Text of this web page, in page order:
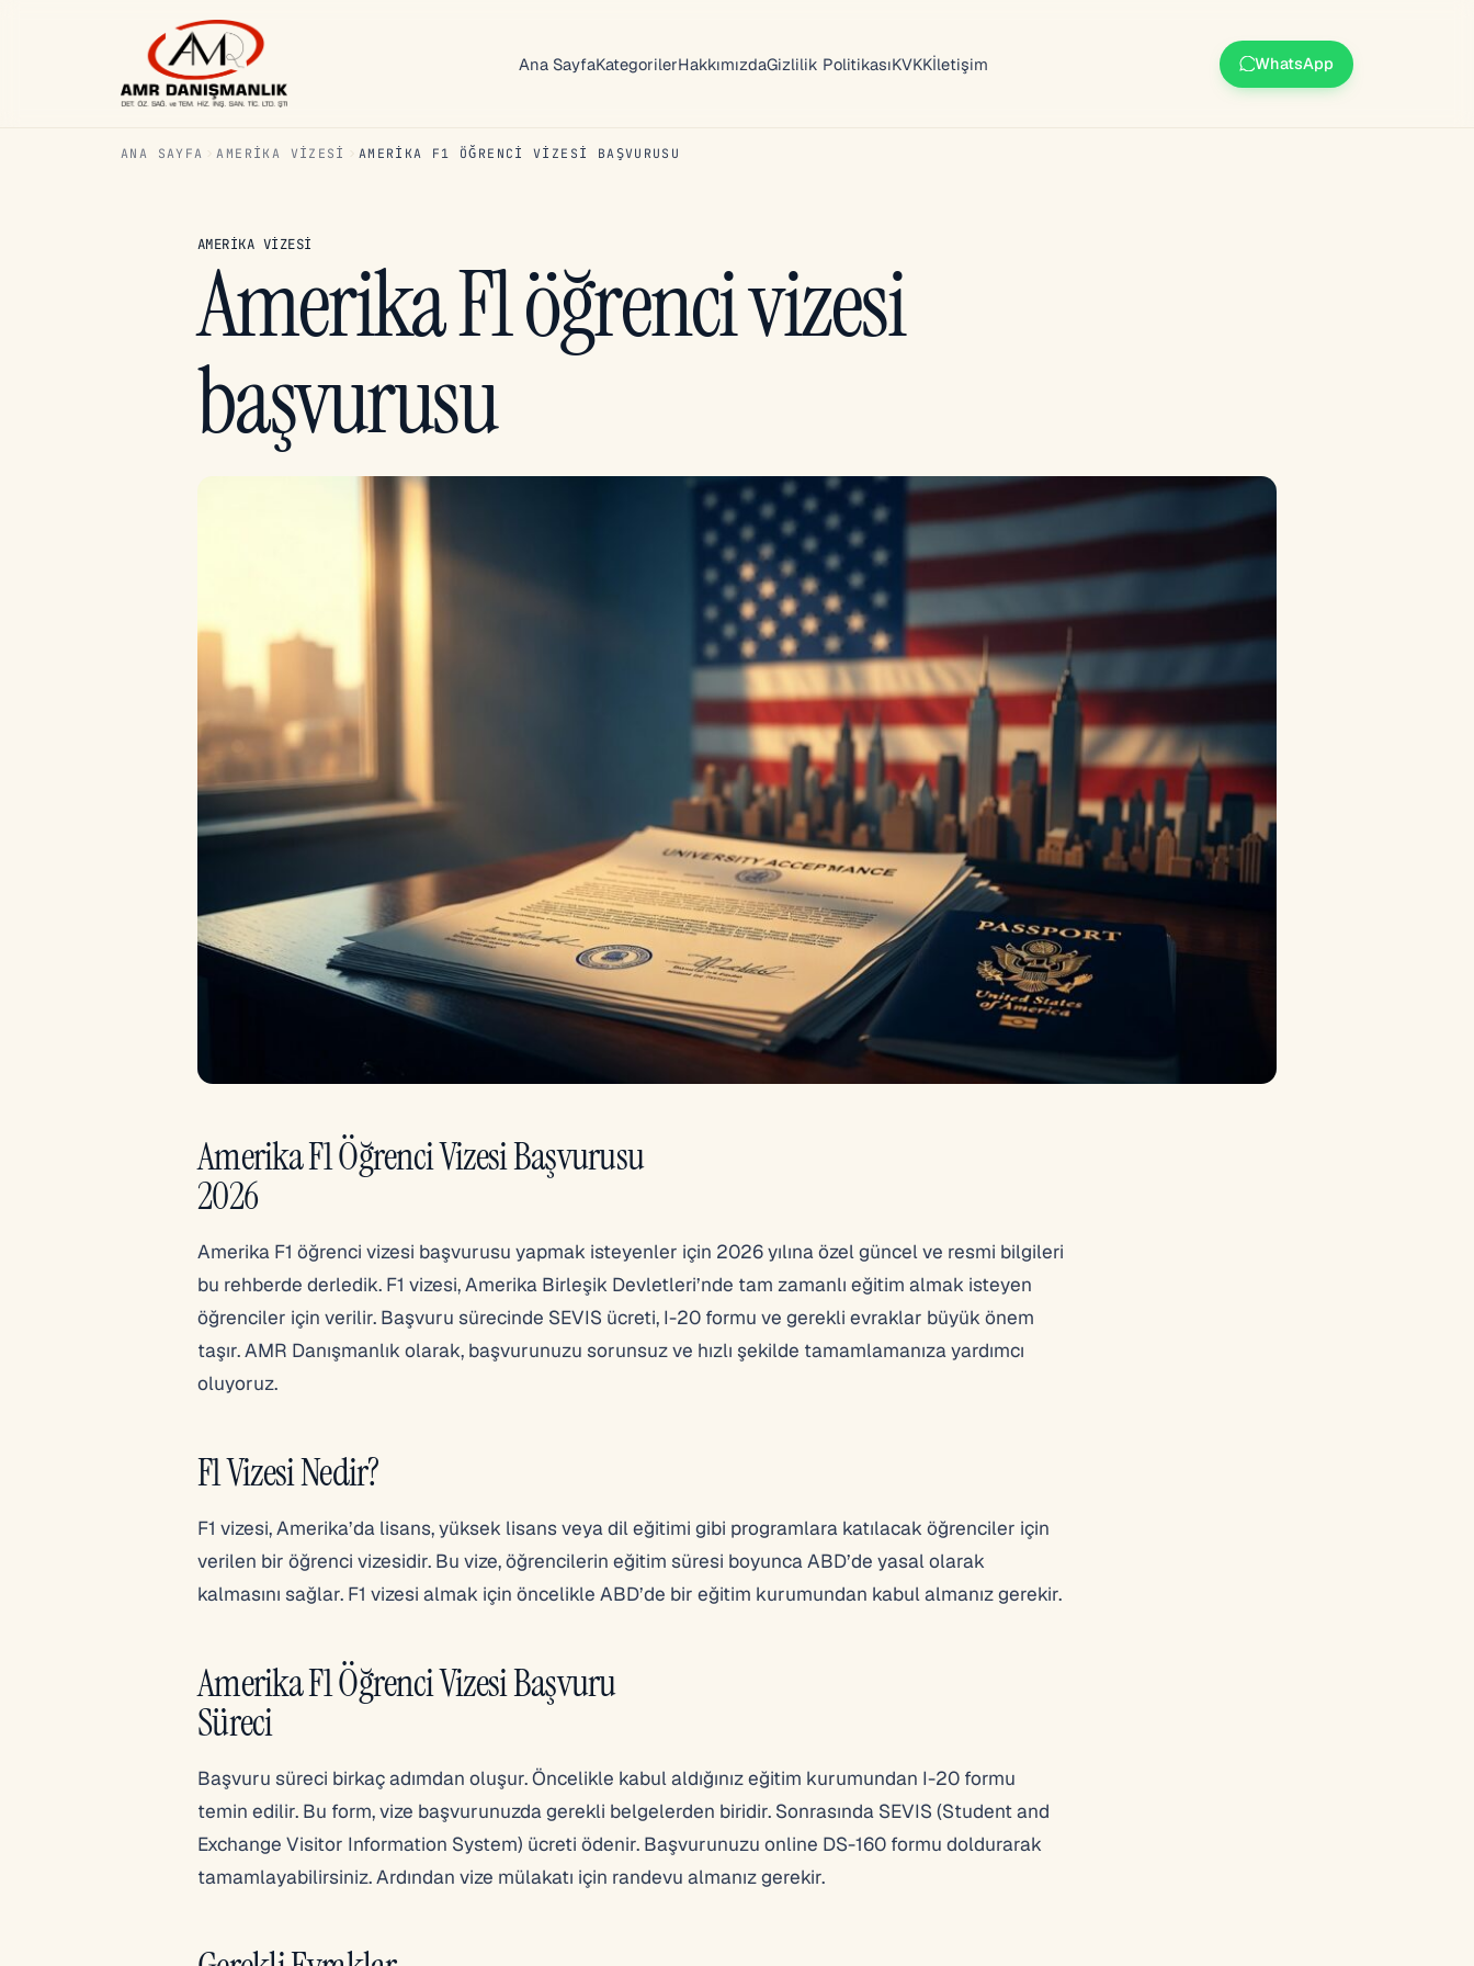
Ana SayfaKategorilerHakkımızdaGizlilik PolitikasıKVKKİletişim WhatsApp
ANA SAYFA AMERIKA VIZESI AMERIKA F1 ÖĞRENCI VIZESI BAŞVURUSU
AMERIKA VIZESI
Amerika F1 öğrenci vizesi
başvurusu
Amerika F1 Öğrenci Vizesi Başvurusu
2026
Amerika F1 öğrenci vizesi başvurusu yapmak isteyenler için 2026 yılına özel güncel ve resmi bilgileri
bu rehberde derledik. F1 vizesi, Amerika Birleşik Devletleri’nde tam zamanlı eğitim almak isteyen
öğrenciler için verilir. Başvuru sürecinde SEVIS ücreti, I-20 formu ve gerekli evraklar büyük önem
taşır. AMR Danışmanlık olarak, başvurunuzu sorunsuz ve hızlı şekilde tamamlamanıza yardımcı
oluyoruz.
F1 Vizesi Nedir?
F1 vizesi, Amerika’da lisans, yüksek lisans veya dil eğitimi gibi programlara katılacak öğrenciler için
verilen bir öğrenci vizesidir. Bu vize, öğrencilerin eğitim süresi boyunca ABD’de yasal olarak
kalmasını sağlar. F1 vizesi almak için öncelikle ABD’de bir eğitim kurumundan kabul almanız gerekir.
Amerika F1 Öğrenci Vizesi Başvuru
Süreci
Başvuru süreci birkaç adımdan oluşur. Öncelikle kabul aldığınız eğitim kurumundan I-20 formu
temin edilir. Bu form, vize başvurunuzda gerekli belgelerden biridir. Sonrasında SEVIS (Student and
Exchange Visitor Information System) ücreti ödenir. Başvurunuzu online DS-160 formu doldurarak
tamamlayabilirsiniz. Ardından vize mülakatı için randevu almanız gerekir.